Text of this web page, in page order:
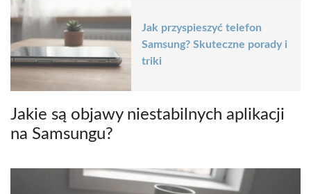
Jak przyspieszyć telefon
Samsung? Skuteczne porady i
triki
Jakie są objawy niestabilnych aplikacji
na Samsungu?